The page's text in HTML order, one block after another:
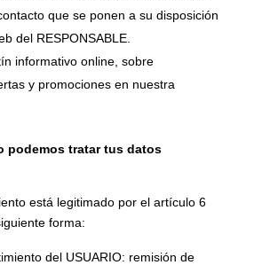
que se ponen a su disposición
del RESPONSABLE.
informativo online, sobre
y promociones en nuestra
podemos tratar tus datos
está legitimado por el artículo 6
forma:
del USUARIO: remisión de